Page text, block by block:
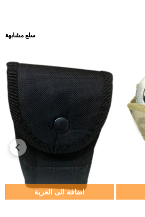
سلع مشابهة
اضافة الى العربة